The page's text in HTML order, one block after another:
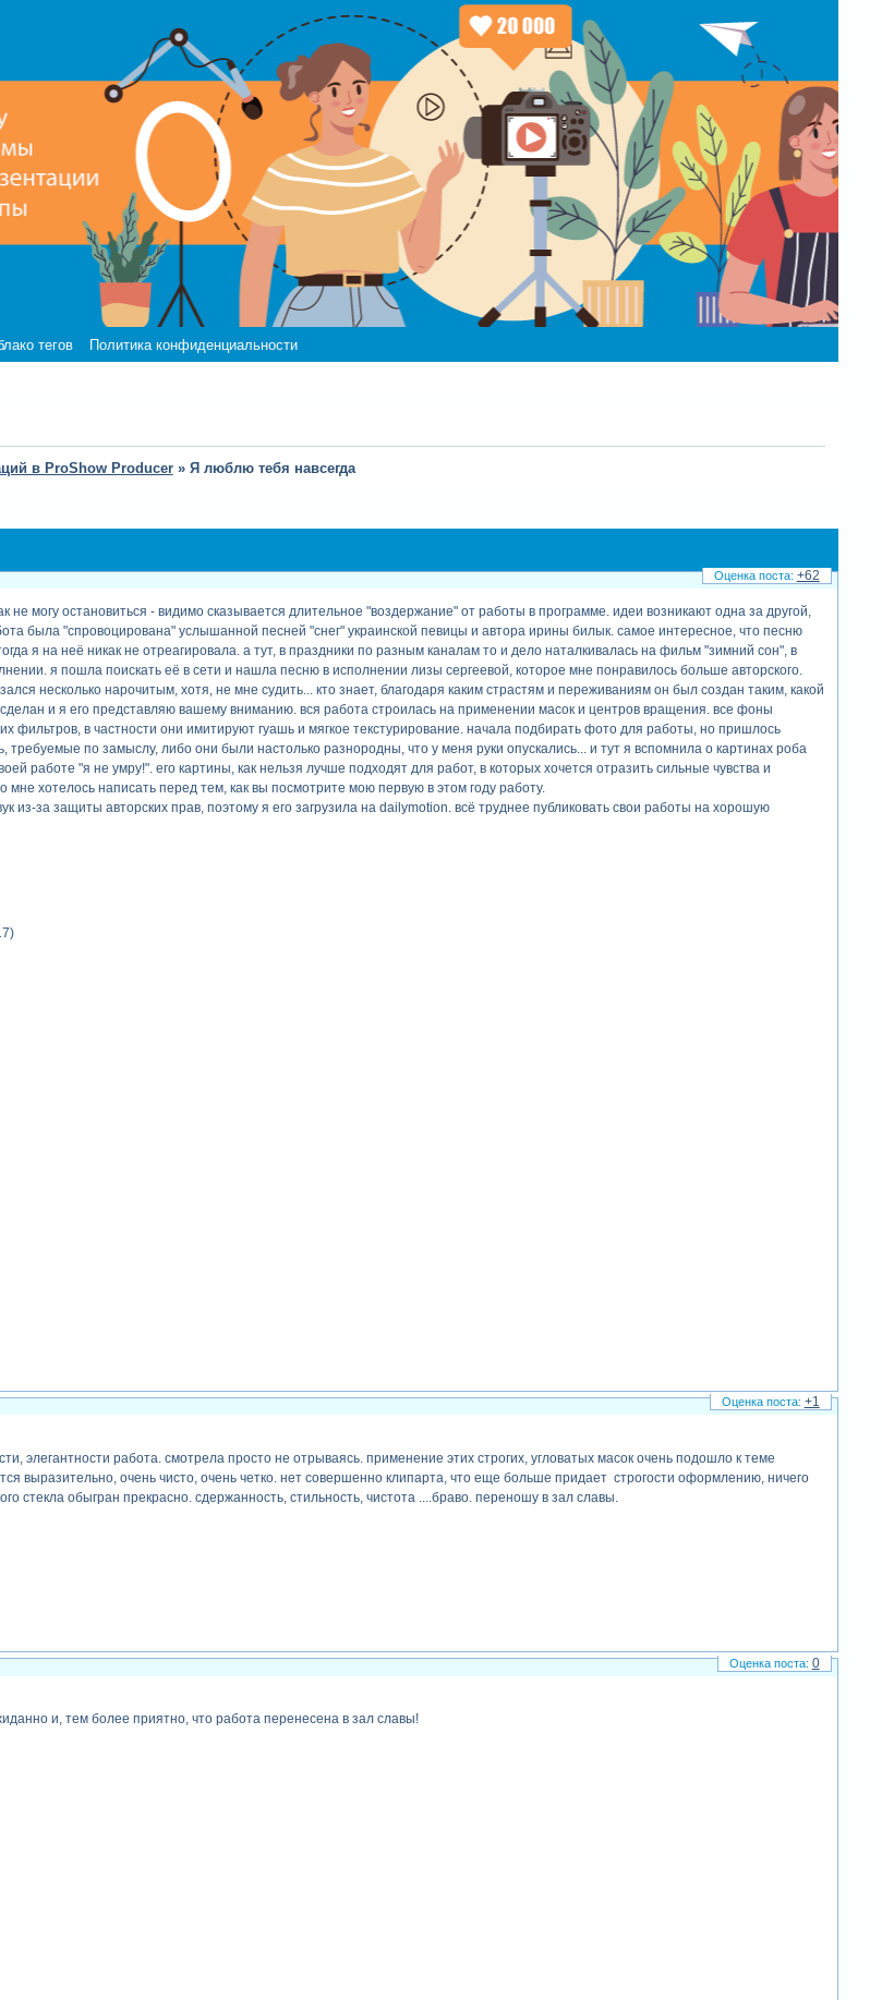
тегов Политика конфиденциальности
в ProShow Producer » Я люблю тебя навсегда
не могу остановиться - видимо сказывается длительное "воздержание" от работы в программе. идеи возникают одна за другой,
была "спровоцирована" услышанной песней "снег" украинской певицы и автора ирины билык. самое интересное, что песню
я на неё никак не отреагировала. а тут, в праздники по разным каналам то и дело наталкивалась на фильм "зимний сон", в
я пошла поискать её в сети и нашла песню в исполнении лизы сергеевой, которое мне понравилось больше авторского.
несколько нарочитым, хотя, не мне судить... кто знает, благодаря каким страстям и переживаниям он был создан таким, какой
и я его представляю вашему вниманию. вся работа строилась на применении масок и центров вращения. все фоны
фильтров, в частности они имитируют гуашь и мягкое текстурирование. начала подбирать фото для работы, но пришлось
требуемые по замыслу, либо они были настолько разнородны, что у меня руки опускались... и тут я вспомнила о картинах роба
работе "я не умру!". его картины, как нельзя лучше подходят для работ, в которых хочется отразить сильные чувства и
мне хотелось написать перед тем, как вы посмотрите мою первую в этом году работу.
из-за защиты авторских прав, поэтому я его загрузила на dailymotion. всё труднее публиковать свои работы на хорошую
+62
элегантности работа. смотрела просто не отрываясь. применение этих строгих, угловатых масок очень подошло к теме
выразительно, очень чисто, очень четко. нет совершенно клипарта, что еще больше придает строгости оформлению, ничего
стекла обыгран прекрасно. сдержанность, стильность, чистота ....браво. переношу в зал славы.
+1
и, тем более приятно, что работа перенесена в зал славы!
0